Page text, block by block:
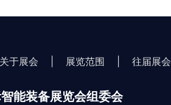
关于展会 展览范围 往届展会
能装备展览会组委会